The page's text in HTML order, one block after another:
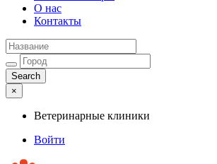
О нас
Контакты
×
Ветеринарные клиники
Войти